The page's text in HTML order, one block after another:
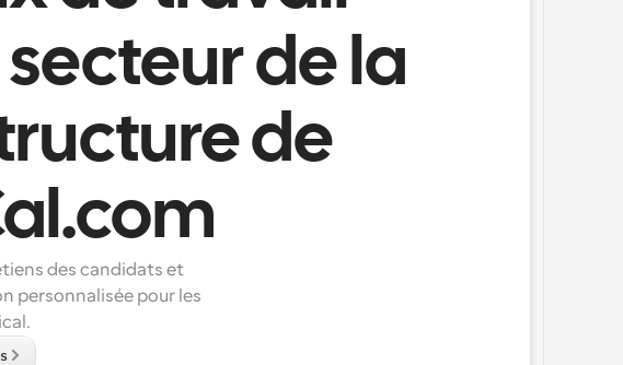
de la
de
des candidats et
personnalisée pour les